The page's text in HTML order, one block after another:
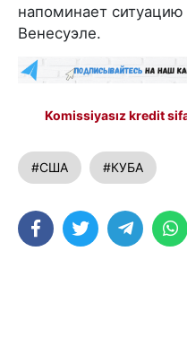
напоминает
Венесуэле.
Komissiyasız kredit
#США #КУБА